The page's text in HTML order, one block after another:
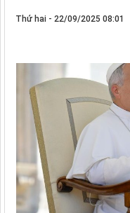
Thứ hai - 22/09/2025 08:01